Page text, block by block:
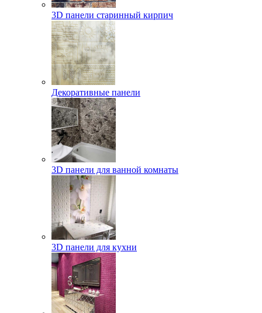
3D панели старинный кирпич
Декоративные панели
3D панели для ванной комнаты
3D панели для кухни